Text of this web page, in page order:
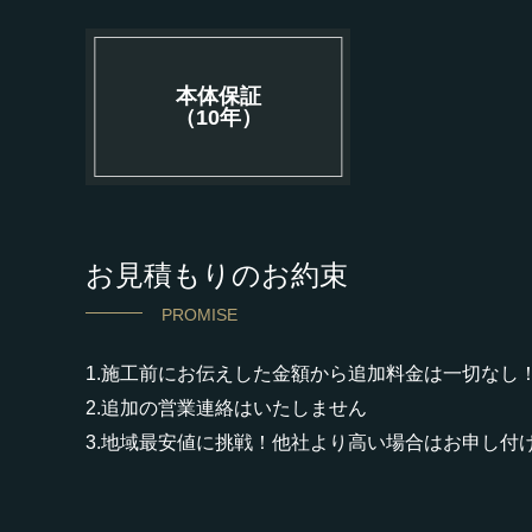
本体保証
（10年）
お見積もりのお約束
PROMISE
1.施工前にお伝えした金額から追加料金は一切なし！
2.追加の営業連絡はいたしません
3.地域最安値に挑戦！他社より高い場合はお申し付